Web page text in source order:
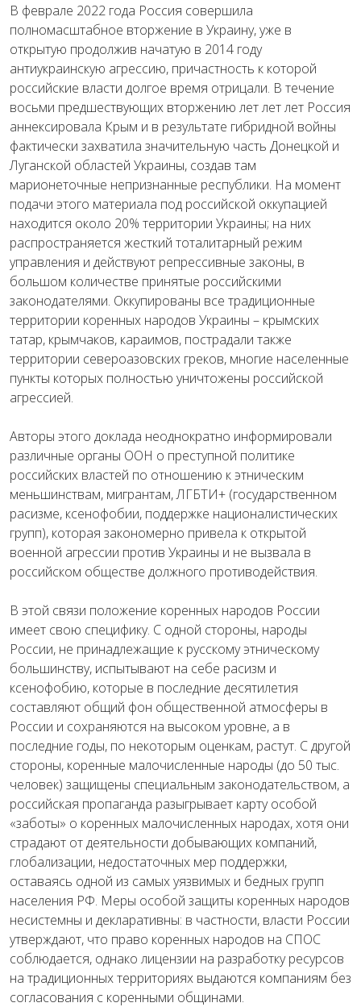
В феврале 2022 года Россия совершила
полномасштабное вторжение в Украину, уже в
открытую продолжив начатую в 2014 году
антиукраинскую агрессию, причастность к которой
российские власти долгое время отрицали. В течение
восьми предшествующих вторжению лет лет лет Россия
аннексировала Крым и в результате гибридной войны
фактически захватила значительную часть Донецкой и
Луганской областей Украины, создав там
марионеточные непризнанные республики. На момент
подачи этого материала под российской оккупацией
находится около 20% территории Украины; на них
распространяется жесткий тоталитарный режим
управления и действуют репрессивные законы, в
большом количестве принятые российскими
законодателями. Оккупированы все традиционные
территории коренных народов Украины – крымских
татар, крымчаков, караимов, пострадали также
территории североазовских греков, многие населенные
пункты которых полностью уничтожены российской
агрессией.
Авторы этого доклада неоднократно информировали
различные органы ООН о преступной политике
российских властей по отношению к этническим
меньшинствам, мигрантам, ЛГБТИ+ (государственном
расизме, ксенофобии, поддержке националистических
групп), которая закономерно привела к открытой
военной агрессии против Украины и не вызвала в
российском обществе должного противодействия.
В этой связи положение коренных народов России
имеет свою специфику. С одной стороны, народы
России, не принадлежащие к русскому этническому
большинству, испытывают на себе расизм и
ксенофобию, которые в последние десятилетия
составляют общий фон общественной атмосферы в
России и сохраняются на высоком уровне, а в
последние годы, по некоторым оценкам, растут. С другой
стороны, коренные малочисленные народы (до 50 тыс.
человек) защищены специальным законодательством, а
российская пропаганда разыгрывает карту особой
«заботы» о коренных малочисленных народах, хотя они
страдают от деятельности добывающих компаний,
глобализации, недостаточных мер поддержки,
оставаясь одной из самых уязвимых и бедных групп
населения РФ. Меры особой защиты коренных народов
несистемны и декларативны: в частности, власти России
утверждают, что право коренных народов на СПОС
соблюдается, однако лицензии на разработку ресурсов
на традиционных территориях выдаются компаниям без
согласования с коренными общинами.